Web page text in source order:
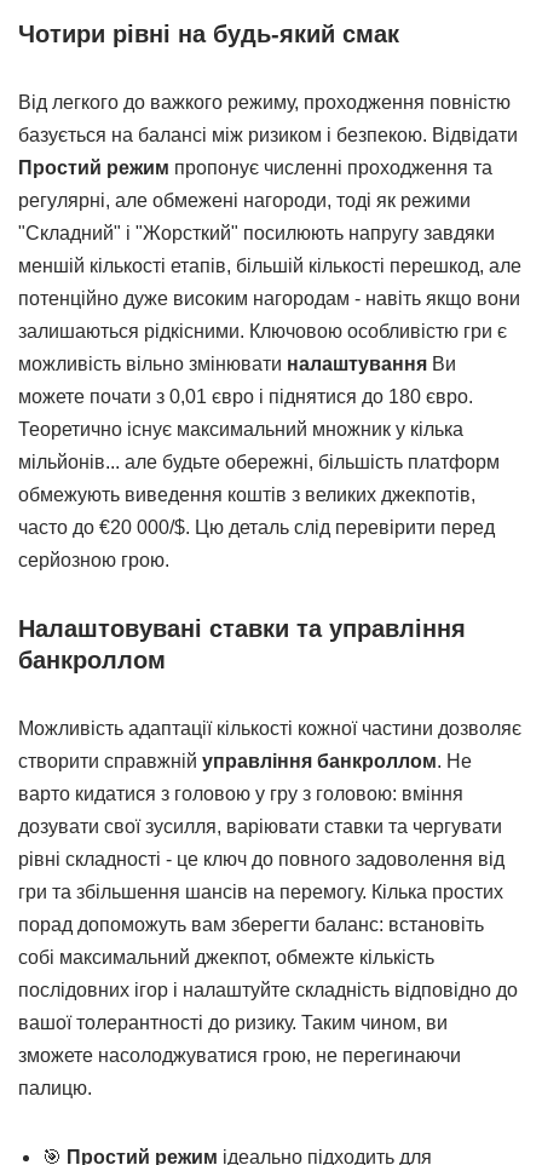
Чотири рівні на будь-який смак
Від легкого до важкого режиму, проходження повністю
базується на балансі між ризиком і безпекою. Відвідати
Простий режим пропонує численні проходження та
регулярні, але обмежені нагороди, тоді як режими
"Складний" і "Жорсткий" посилюють напругу завдяки
меншій кількості етапів, більшій кількості перешкод, але
потенційно дуже високим нагородам - навіть якщо вони
залишаються рідкісними. Ключовою особливістю гри є
можливість вільно змінювати налаштування Ви
можете почати з 0,01 євро і піднятися до 180 євро.
Теоретично існує максимальний множник у кілька
мільйонів... але будьте обережні, більшість платформ
обмежують виведення коштів з великих джекпотів,
часто до €20 000/$. Цю деталь слід перевірити перед
серйозною грою.
Налаштовувані ставки та управління
банкроллом
Можливість адаптації кількості кожної частини дозволяє
створити справжній управління банкроллом. Не
варто кидатися з головою у гру з головою: вміння
дозувати свої зусилля, варіювати ставки та чергувати
рівні складності - це ключ до повного задоволення від
гри та збільшення шансів на перемогу. Кілька простих
порад допоможуть вам зберегти баланс: встановіть
собі максимальний джекпот, обмежте кількість
послідовних ігор і налаштуйте складність відповідно до
вашої толерантності до ризику. Таким чином, ви
зможете насолоджуватися грою, не перегинаючи
палицю.
🎯 Простий режим ідеально підходить для